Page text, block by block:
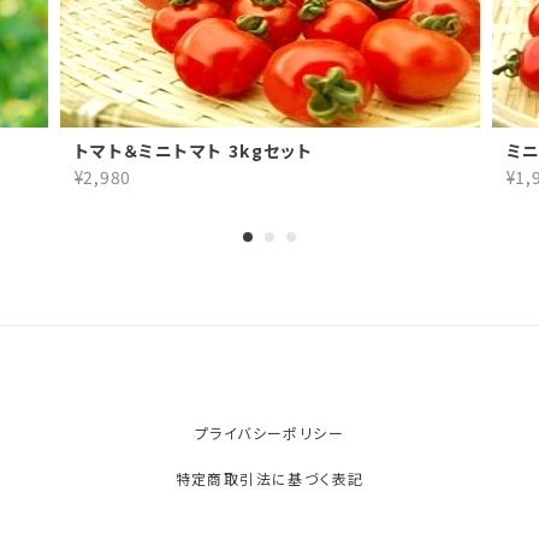
トマト＆ミニトマト 3kgセット
¥2,980
ミ
プライバシーポリシー
特定商取引法に基づく表記